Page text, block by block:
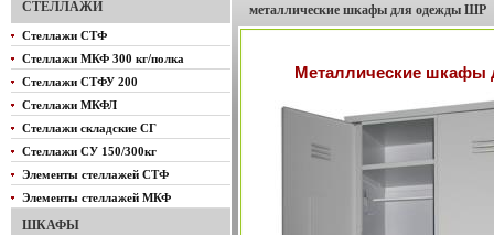
СТЕЛЛАЖИ
Стеллажи СТФ
Стеллажи МКФ 300 кг/полка
Стеллажи СТФУ 200
Стеллажи МКФЛ
Стеллажи складские СГ
Стеллажи СУ 150/300кг
Элементы стеллажей СТФ
Элементы стеллажей МКФ
ШКАФЫ
металлические шкафы для одежды ШР
Металлические